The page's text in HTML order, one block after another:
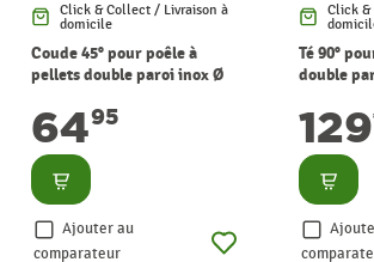
Click & Collect / Livraison à
domicile
Coude 45° pour poêle à
pellets double paroi inox Ø
6495
Consulter
Ajouter au
comparateur
Click &
Té 90°
double
129